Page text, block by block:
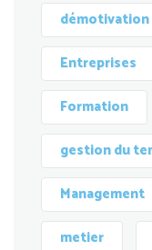
démotivation
Entreprises
Formation
gestion du
Management
metier